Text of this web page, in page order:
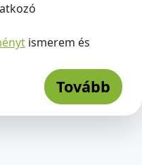
ismerem és
Tovább